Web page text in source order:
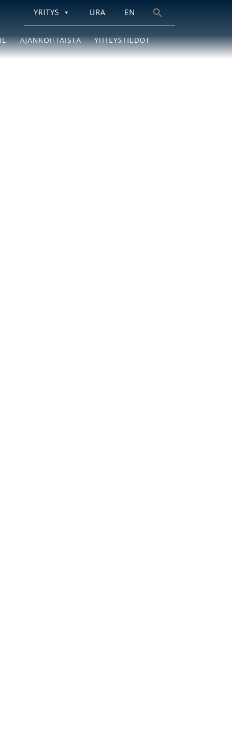
YRITYS URA EN
AJANKOHTAISTA YHTEYSTIEDOT